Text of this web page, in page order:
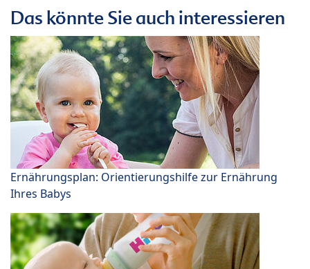
Das könnte Sie auch interessieren
Ernährungsplan: Orientierungshilfe zur Ernährung
Ihres Babys